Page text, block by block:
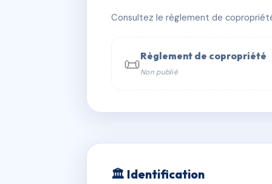
📍 16 bd marechal foch 48100
📞 Contacter Syndic Digital
Consultez le règlement de
📜Règlement de copropriété
Non publié
🏛 Identification